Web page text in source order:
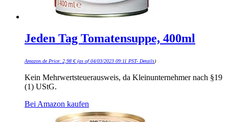
Jeden Tag Tomatensuppe, 400ml
Amazon.de Price: 2,98 €(as of 04/03/2023 09:11 PST- Details)
Kein Mehrwertsteuerausweis, da Kleinunternehmer nach §19
(1) UStG.
Bei Amazon kaufen